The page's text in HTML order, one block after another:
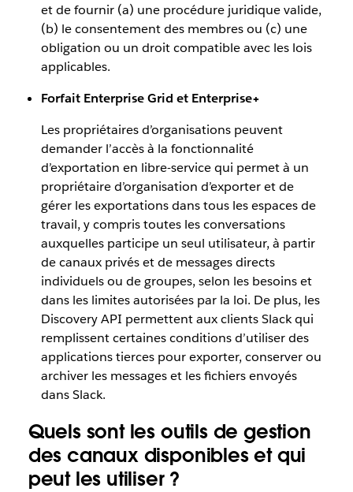
et de fournir (a) une procédure juridique valide,
(b) le consentement des membres ou (c) une
obligation ou un droit compatible avec les lois
applicables.
Forfait Enterprise Grid et Enterprise+
Les propriétaires d’organisations peuvent
demander l’accès à la fonctionnalité
d’exportation en libre-service qui permet à un
propriétaire d’organisation d’exporter et de
gérer les exportations dans tous les espaces de
travail, y compris toutes les conversations
auxquelles participe un seul utilisateur, à partir
de canaux privés et de messages directs
individuels ou de groupes, selon les besoins et
dans les limites autorisées par la loi. De plus, les
Discovery API permettent aux clients Slack qui
remplissent certaines conditions d’utiliser des
applications tierces pour exporter, conserver ou
archiver les messages et les fichiers envoyés
dans Slack.
Quels sont les outils de gestion
des canaux disponibles et qui
peut les utiliser ?